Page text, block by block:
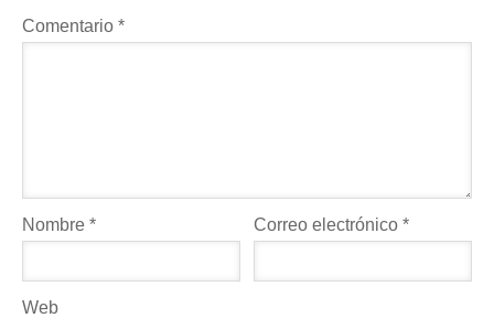
Comentario *
Nombre * Correo electrónico*
Web